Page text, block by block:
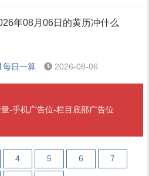
年08月06日的黄历冲什么
每日一算 2026-08-06
-手机广告位-栏目底部广告位
4 5 6 7